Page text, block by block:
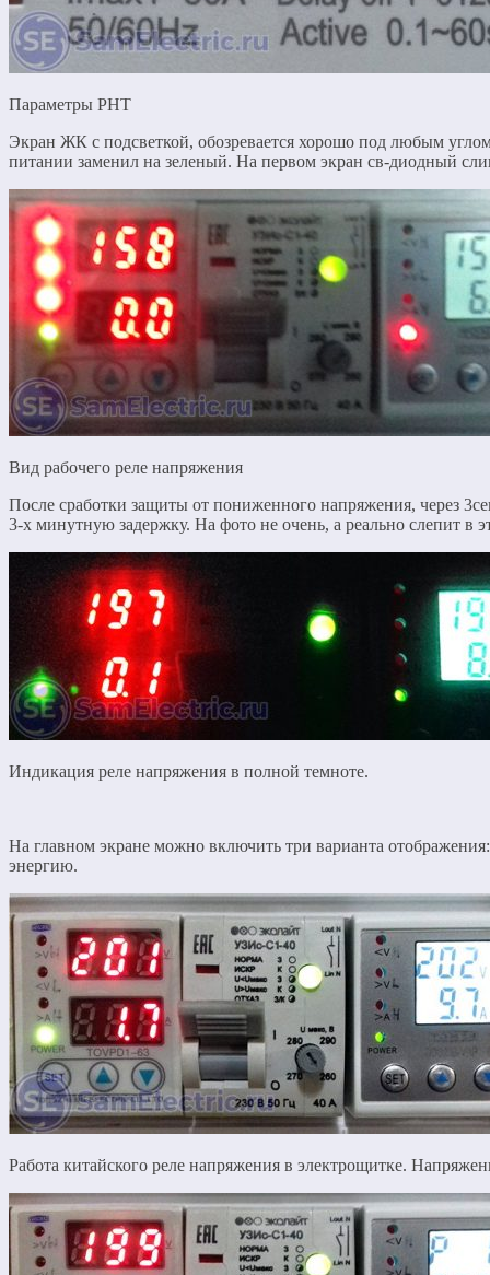
Параметры РНТ
Экран ЖК с подсветкой, обозревается хорошо под любым
питании заменил на зеленый. На первом экран св-диодный
Вид рабочего реле напряжения
После сработки защиты от пониженного напряжения, через
3-х минутную задержку. На фото не очень, а реально слепит в
Индикация реле напряжения в полной темноте.
На главном экране можно включить три варианта
энергию.
Работа китайского реле напряжения в электрощитке.